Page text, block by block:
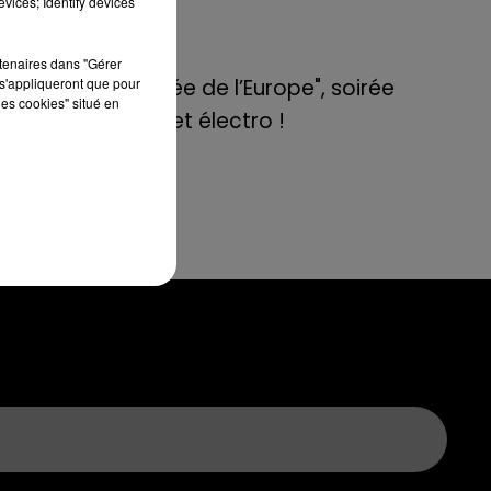
de E=M6
8 mai 2022
Aix : "Journée de l’Europe", soirée
danse et set électro !
dans "Gérer
que pour
cookies" situé en